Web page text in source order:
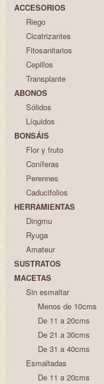
ACCESORIOS
Riego
Cicatrizantes
Fitosanitarios
Cepillos
Transplante
ABONOS
Sólidos
Líquidos
BONSÁIS
Flor y fruto
Coníferas
Perennes
Caducifolios
HERRAMIENTAS
Dingmu
Ryuga
Amateur
SUSTRATOS
MACETAS
Sin esmaltar
Menos de 10cms
De 11 a 20cms
De 21 a 30cms
De 31 a 40cms
Esmaltadas
De 11 a 20cms